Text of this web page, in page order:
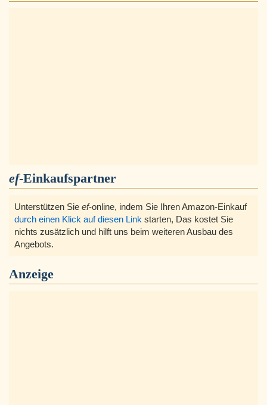
ef-Einkaufspartner
Unterstützen Sie ef-online, indem Sie Ihren Amazon-Einkauf
durch einen Klick auf diesen Link starten, Das kostet Sie
nichts zusätzlich und hilft uns beim weiteren Ausbau des
Angebots.
Anzeige